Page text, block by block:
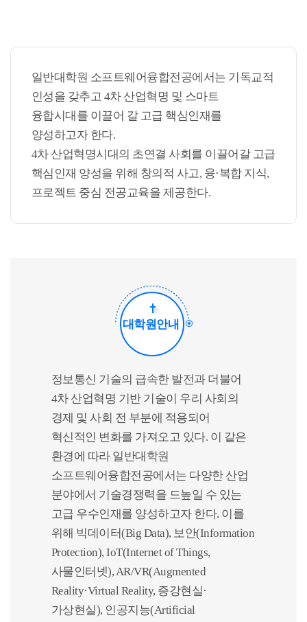
일반대학원 소프트웨어융합전공에서는 기독교적
인성을 갖추고 4차 산업혁명 및 스마트
융합시대를 이끌어 갈 고급 핵심인재를
양성하고자 한다.
4차 산업혁명시대의 초연결 사회를 이끌어갈 고급
핵심인재 양성을 위해 창의적 사고, 융·복합 지식,
프로젝트 중심 전공교육을 제공한다.
대학원안내
정보통신 기술의 급속한 발전과 더불어
4차 산업혁명 기반 기술이 우리 사회의
경제 및 사회 전 부분에 적용되어
혁신적인 변화를 가져오고 있다. 이 같은
환경에 따라 일반대학원
소프트웨어융합전공에서는 다양한 산업
분야에서 기술경쟁력을 드높일 수 있는
고급 우수인재를 양성하고자 한다. 이를
위해 빅데이터(Big Data), 보안(Information
Protection), IoT(Internet of Things,
사물인터넷), AR/VR(Augmented
Reality·Virtual Reality, 증강현실·
가상현실), 인공지능(Artificial